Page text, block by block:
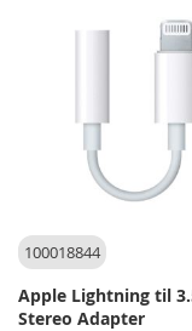
100018844
Apple Lightning til
Stereo Adapter